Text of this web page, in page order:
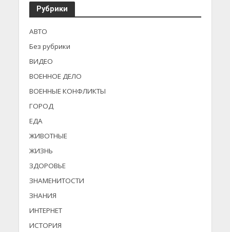
Рубрики
АВТО
Без рубрики
ВИДЕО
ВОЕННОЕ ДЕЛО
ВОЕННЫЕ КОНФЛИКТЫ
ГОРОД
ЕДА
ЖИВОТНЫЕ
ЖИЗНЬ
ЗДОРОВЬЕ
ЗНАМЕНИТОСТИ
ЗНАНИЯ
ИНТЕРНЕТ
ИСТОРИЯ